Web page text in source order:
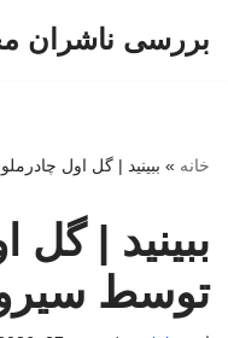
بررسی ناشران
خانه » ببینید | گل اول
ببینید | گل
توسط